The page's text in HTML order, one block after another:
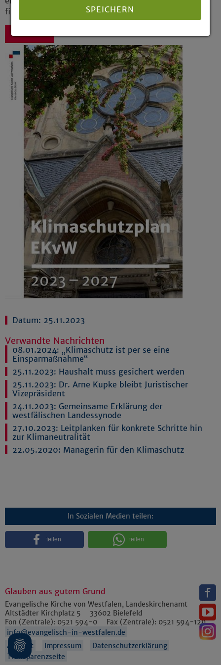
finanziell nachhaltigeren Gestalt von Kirche.“
Datum: 25.11.2023
Verwandte Nachrichten
08.01.2024: „Klimaschutz ist per se eine
Einsparmaßnahme“
25.11.2023: Haushalt muss gesichert werden
25.11.2023: Dr. Arne Kupke bleibt Juristischer
Vizepräsident
24.11.2023: Gemeinsame Erklärung der
westfälischen Landessynode
27.10.2023: Leitplanken für konkrete Schritte hin
zur Klimaneutralität
22.05.2020: Managerin für den Klimaschutz
In Sozialen Medien teilen:
teilen teilen
Glauben aus gutem Grund
Evangelische Kirche von Westfalen, Landeskirchenamt
Altstädter Kirchplatz 5
33602 Bielefeld
Fon (Zentrale): 0521 594-0 Fax (Zentrale): 0521 594-129
info@evangelisch-in-westfalen.de
Anfahrt
Impressum
Datenschutzerklärung
Transparenzseite
SPEICHERN
Impressum| Datenschutz